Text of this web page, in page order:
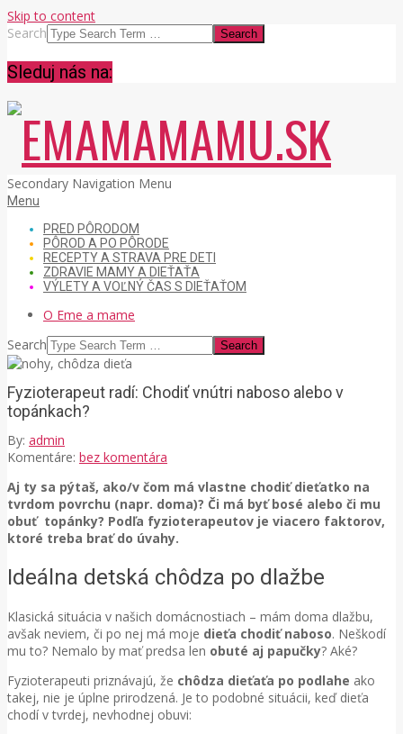
Skip to content
Search
Sleduj nás na:
EMAMAMAMU.SK
Secondary Navigation Menu
Menu
PRED PÔRODOM
PÔROD A PO PÔRODE
RECEPTY A STRAVA PRE DETI
ZDRAVIE MAMY A DIEŤAŤA
VÝLETY A VOĽNÝ ČAS S DIEŤAŤOM
O Eme a mame
Search
Fyzioterapeut radí: Chodiť vnútri naboso alebo v
topánkach?
By: admin
Komentáre: bez komentára
Aj ty sa pýtaš, ako/v čom má vlastne chodiť dieťatko na
tvrdom povrchu (napr. doma)? Či má byť bosé alebo či mu
obuť topánky? Podľa fyzioterapeutov je viacero faktorov,
ktoré treba brať do úvahy.
Ideálna detská chôdza po dlažbe
Klasická situácia v našich domácnostiach – mám doma dlažbu,
avšak neviem, či po nej má moje dieťa chodiť naboso. Neškodí
mu to? Nemalo by mať predsa len obuté aj papučky? Aké?
Fyzioterapeuti priznávajú, že chôdza dieťaťa po podlahe ako
takej, nie je úplne prirodzená. Je to podobné situácii, keď dieťa
chodí v tvrdej, nevhodnej obuvi: